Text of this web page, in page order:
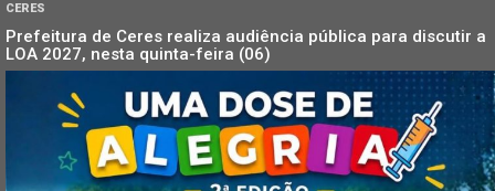
CERES
Prefeitura de Ceres realiza audiência pública para discutir a
LOA 2027, nesta quinta-feira (06)